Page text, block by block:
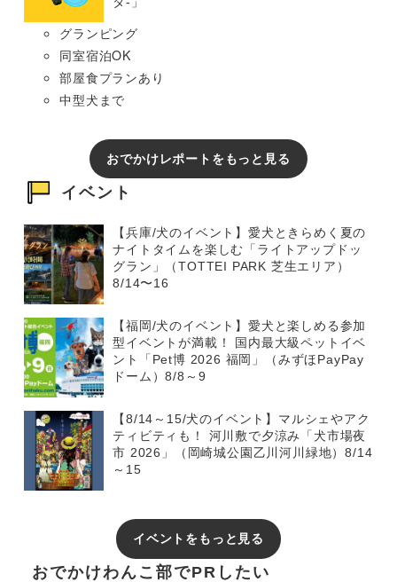
グランピング
同室宿泊OK
部屋食プランあり
中型犬まで
おでかけレポートをもっと見る
イベント
【兵庫/犬のイベント】愛犬ときらめく夏の
ナイトタイムを楽しむ「ライトアップドッ
グラン」（TOTTEI PARK 芝生エリア）
8/14〜16
【福岡/犬のイベント】愛犬と楽しめる参加
型イベントが満載！ 国内最大級ペットイベ
ント「Pet博 2026 福岡」（みずほPayPay
ドーム）8/8～9
【8/14～15/犬のイベント】マルシェやアク
ティビティも！ 河川敷で夕涼み「犬市場夜
市 2026」（岡崎城公園乙川河川緑地）8/14
～15
イベントをもっと見る
おでかけわんこ部でPRしたい